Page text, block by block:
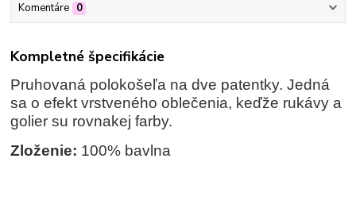
Komentáre 0
Kompletné špecifikácie
Pruhovaná polokošeľa na dve patentky. Jedná
sa o efekt vrstveného oblečenia, keďže rukávy a
golier su rovnakej farby.
Zloženie: 100% bavlna